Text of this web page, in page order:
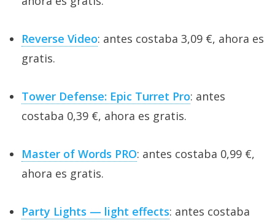
Reverse Video: antes costaba 3,09 €, ahora es
gratis.
Tower Defense: Epic Turret Pro: antes
costaba 0,39 €, ahora es gratis.
Master of Words PRO: antes costaba 0,99 €,
ahora es gratis.
Party Lights — light effects: antes costaba